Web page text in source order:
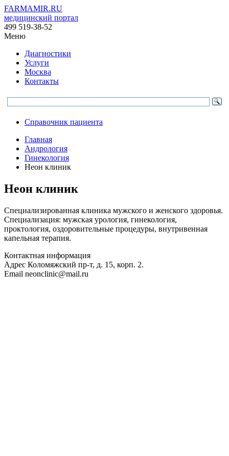
FARMAMIR.RU
медицинский портал
499 519-38-52
Меню
Диагностики
Услуги
Москва
Контакты
Справочник пациента
Главная
Андрология
Гинекология
Неон клиник
Неон клиник
Специализированная клиника мужского и женского здоровья.
Специализация: мужская урология, гинекология,
проктология, оздоровительные процедуры, внутривенная
капельная терапия.
Контактная информация
Адрес Коломяжский пр-т, д. 15, корп. 2.
Email neonclinic@mail.ru